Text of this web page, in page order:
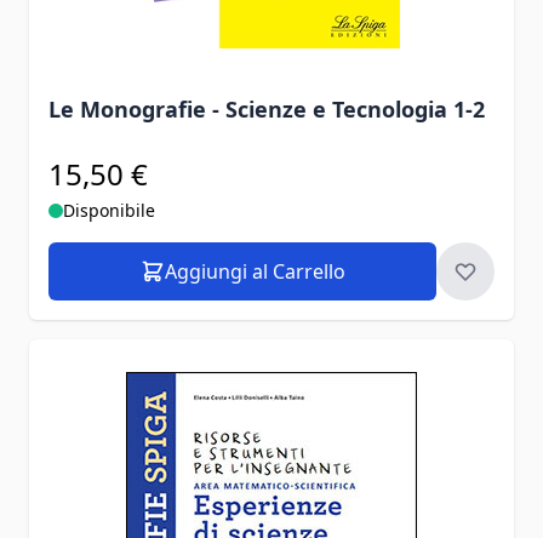
Le Monografie - Scienze e Tecnologia 1-2
15,50 €
Disponibile
Aggiungi al Carrello